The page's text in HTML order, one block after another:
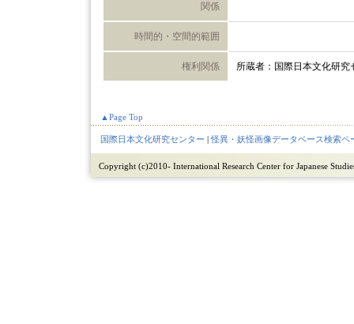
関係
時間的・空間的範囲
権利関係 所蔵者：国際日本文化研究
▲Page Top
国際日本文化研究センター |怪異・妖怪画像データベース検索ペ
Copyright (c)2010- International Research Center for Japanese